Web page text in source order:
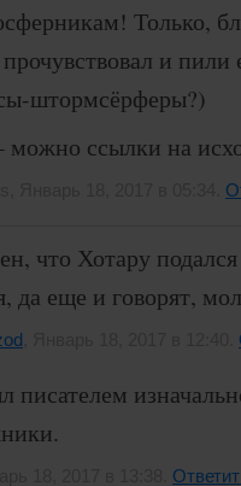
Только,
и пили
штормсёрферы?)
можно ссылки на
что Хотару
да еще и говорят,
писателем